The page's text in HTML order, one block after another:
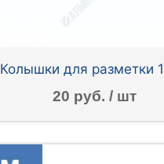
Колышки для разметки
20 руб. / шт